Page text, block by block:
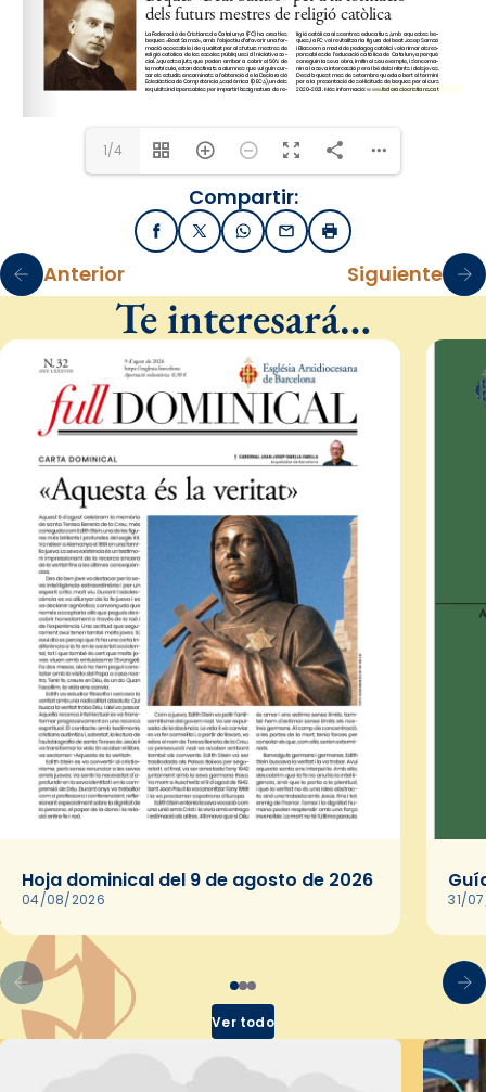
2020-2021. Més informació:
1/4
Compartir:
FacebookX / TwitterWhatsApp
EmailImprimir
Anterior Siguiente
Te interesará…
Hoja dominical del 9 de agosto de 2026
04/08/2026 31/
Ver todo